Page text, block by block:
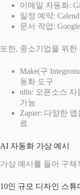
이메일 자동화:
일정 예약:
문서 작업:
또한, 중소기업을 위
Make(구
동화 도구
n8n: 오픈소스
가능
Zapier: 다양한
료
AI 자동화 가상 예시
가상 예시를 들어 구
10인 규모 디자인 스튜